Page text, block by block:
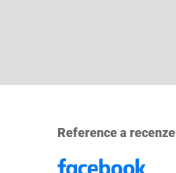
Reference a recenze